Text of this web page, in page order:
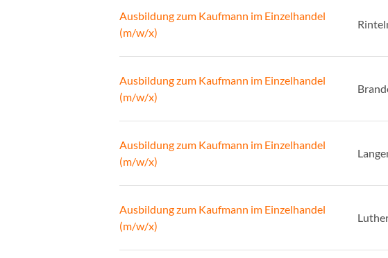
Ausbildung zum Kaufmann im Einzelhandel
(m/w/x)
Ausbildung zum Kaufmann im Einzelhandel
(m/w/x)
Ausbildung zum Kaufmann im Einzelhandel
(m/w/x)
Ausbildung zum Kaufmann im Einzelhandel
(m/w/x)